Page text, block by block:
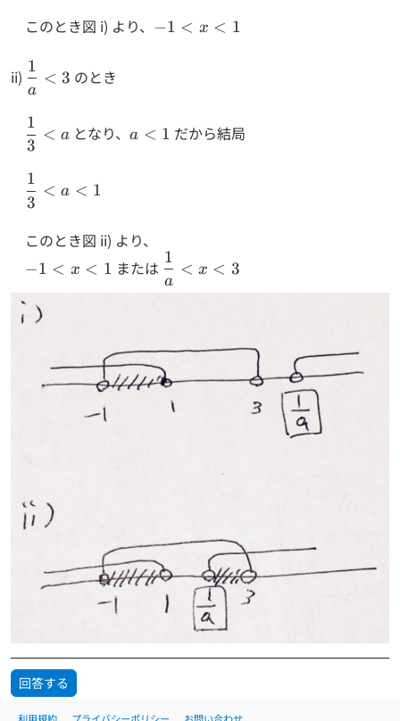
{3}
このとき図 i) より、 -1
−1 < x < 1
ii) \dfrac{1}
{a} < 3
a
1
< 3 のとき
\dfrac{1}
{3} < a
3
1
< a となり、
1
a < 1 だから結局
\dfrac{1}
{3} < a
3
1
< a < 1
このとき図 ii) より、
x
<
−1 < x < 1 または \dfrac{1}
{a} < x
a
1
< x < 3
回答する